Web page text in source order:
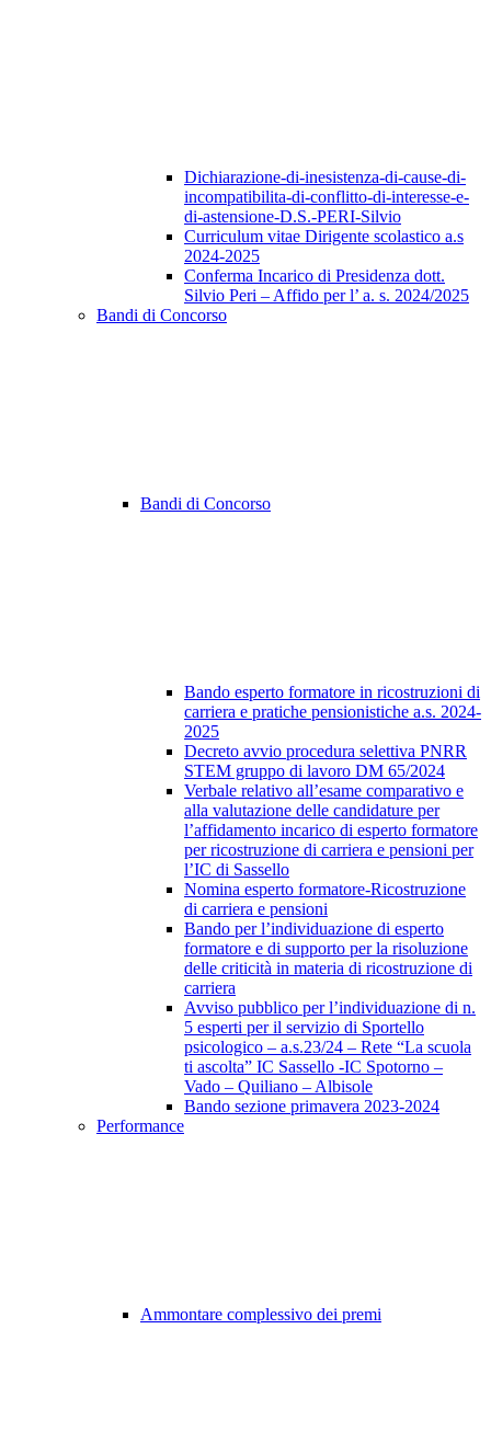
Dichiarazione-di-inesistenza-di-cause-di-
incompatibilita-di-conflitto-di-interesse-e-
di-astensione-D.S.-PERI-Silvio
Curriculum vitae Dirigente scolastico a.s
2024-2025
Conferma Incarico di Presidenza dott.
Silvio Peri – Affido per l’ a. s. 2024/2025
Bandi di Concorso
Bandi di Concorso
Bando esperto formatore in ricostruzioni di
carriera e pratiche pensionistiche a.s. 2024-
2025
Decreto avvio procedura selettiva PNRR
STEM gruppo di lavoro DM 65/2024
Verbale relativo all’esame comparativo e
alla valutazione delle candidature per
l’affidamento incarico di esperto formatore
per ricostruzione di carriera e pensioni per
l’IC di Sassello
Nomina esperto formatore-Ricostruzione
di carriera e pensioni
Bando per l’individuazione di esperto
formatore e di supporto per la risoluzione
delle criticità in materia di ricostruzione di
carriera
Avviso pubblico per l’individuazione di n.
5 esperti per il servizio di Sportello
psicologico – a.s.23/24 – Rete “La scuola
ti ascolta” IC Sassello -IC Spotorno –
Vado – Quiliano – Albisole
Bando sezione primavera 2023-2024
Performance
Ammontare complessivo dei premi